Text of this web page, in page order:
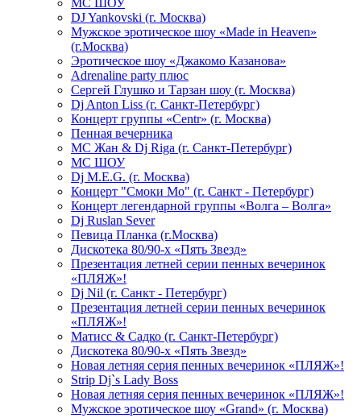
МС ШОУ
DJ Yankovski (г. Москва)
Мужское эротическое шоу «Made in Heaven»
(г.Москва)
Эротическое шоу «Джакомо Казанова»
Adrenaline party плюс
Сергей Глушко и Тарзан шоу (г. Москва)
Dj Anton Liss (г. Санкт-Петербург)
Концерт группы «Centr» (г. Москва)
Пенная вечерника
МС Жан & Dj Riga (г. Санкт-Петербург)
МС ШОУ
Dj M.E.G. (г. Москва)
Концерт "Смоки Мо" (г. Санкт - Петербург)
Концерт легендарной группы «Волга – Волга»
Dj Ruslan Sever
Певица Планка (г.Москва)
Дискотека 80/90-х «Пять Звезд»
Презентация летней серии пенных вечеринок
«ПЛЯЖ»!
Dj Nil (г. Санкт - Петербург)
Презентация летней серии пенных вечеринок
«ПЛЯЖ»!
Матисс & Садко (г. Санкт-Петербург)
Дискотека 80/90-х «Пять Звезд»
Новая летняя серия пенных вечеринок «ПЛЯЖ»!
Strip Dj`s Lady Boss
Новая летняя серия пенных вечеринок «ПЛЯЖ»!
Мужское эротическое шоу «Grand» (г. Москва)